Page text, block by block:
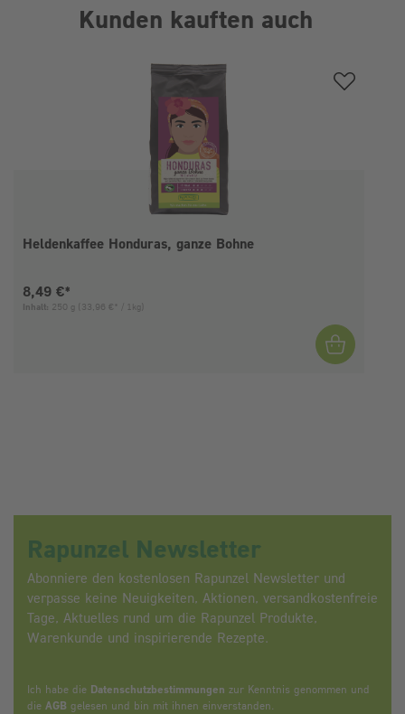
Kunden kauften auch
Heldenkaffee Honduras, ganze Bohne
Aktueller Preis:
8,49 €*
Inhalt: 250 g (33,96 €* / 1kg)
Rapunzel Newsletter
Abonniere den kostenlosen Rapunzel Newsletter und
verpasse keine Neuigkeiten, Aktionen, versandkostenfreie
Tage, Aktuelles rund um die Rapunzel Produkte,
Warenkunde und inspirierende Rezepte.
Ich habe die Datenschutzbestimmungen zur Kenntnis genommen und
die AGB gelesen und bin mit ihnen einverstanden.